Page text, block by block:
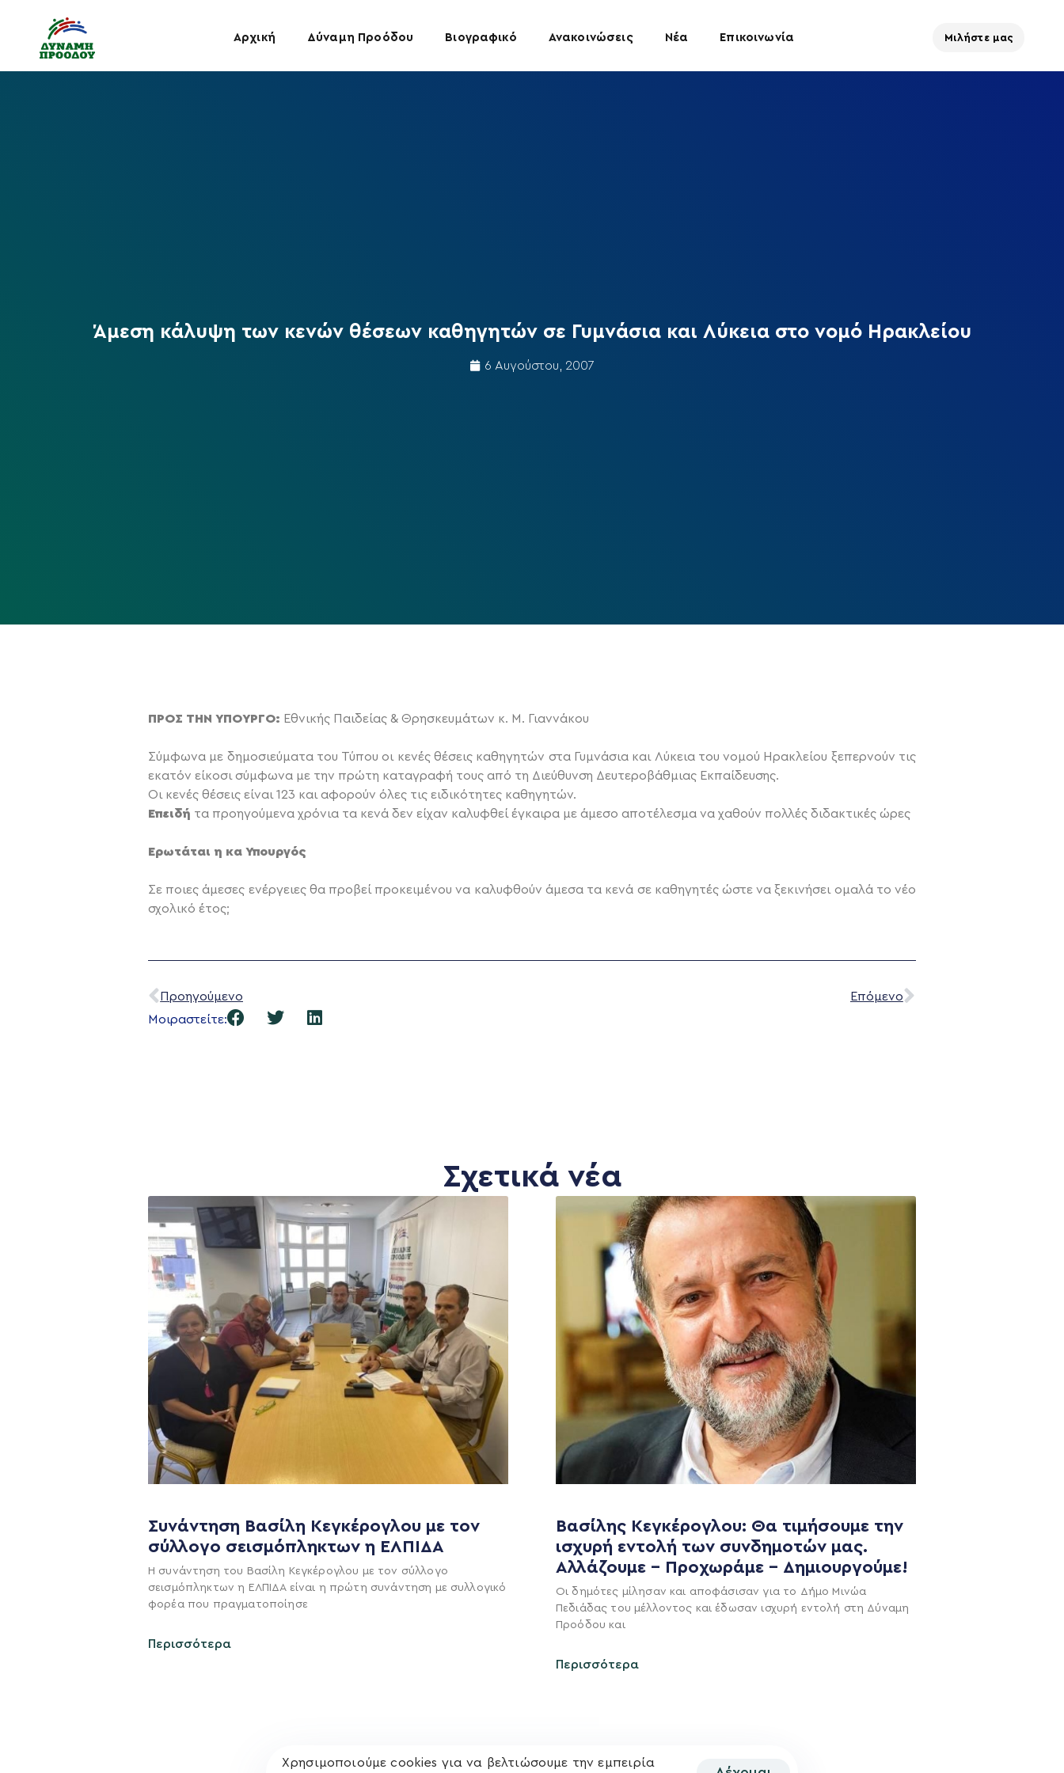
Αρχική Δύναμη Προόδου Βιογραφικό Ανακοινώσεις Νέα Επικοινωνία Μιλήστε μας
Άμεση κάλυψη των κενών θέσεων καθηγητών σε Γυμνάσια και Λύκεια στο νομό Ηρακλείου
6 Αυγούστου, 2007
ΠΡΟΣ ΤΗΝ ΥΠΟΥΡΓΟ: Εθνικής Παιδείας & Θρησκευμάτων κ. Μ. Γιαννάκου
Σύμφωνα με δημοσιεύματα του Τύπου οι κενές θέσεις καθηγητών στα Γυμνάσια και Λύκεια του νομού Ηρακλείου ξεπερνούν τις
εκατόν είκοσι σύμφωνα με την πρώτη καταγραφή τους από τη Διεύθυνση Δευτεροβάθμιας Εκπαίδευσης.
Οι κενές θέσεις είναι 123 και αφορούν όλες τις ειδικότητες καθηγητών.
Επειδή τα προηγούμενα χρόνια τα κενά δεν είχαν καλυφθεί έγκαιρα με άμεσο αποτέλεσμα να χαθούν πολλές διδακτικές ώρες
Ερωτάται η κα Υπουργός
Σε ποιες άμεσες ενέργειες θα προβεί προκειμένου να καλυφθούν άμεσα τα κενά σε καθηγητές ώστε να ξεκινήσει ομαλά το νέο
σχολικό έτος;
Προηγούμενο
Επόμενο
Μοιραστείτε:
Σχετικά νέα
Συνάντηση Βασίλη Κεγκέρογλου με τον
σύλλογο σεισμόπληκτων η ΕΛΠΙΔΑ
Η συνάντηση του Βασίλη Κεγκέρογλου με τον σύλλογο
σεισμόπληκτων η ΕΛΠΙΔΑ είναι η πρώτη συνάντηση με συλλογικό
φορέα που πραγματοποίησε
Περισσότερα
Βασίλης Κεγκέρογλου: Θα τιμήσουμε την
ισχυρή εντολή των συνδημοτών μας.
Αλλάζουμε – Προχωράμε – Δημιουργούμε!
Οι δημότες μίλησαν και αποφάσισαν για το Δήμο Μινώα
Πεδιάδας του μέλλοντος και έδωσαν ισχυρή εντολή στη Δύναμη
Προόδου και
Περισσότερα
Η ΠΑΡΆΤΑΞΗ
+(30) 289 102 4800
Ηλ. ταχυδρομείο
Χρησιμοποιούμε cookies για να βελτιώσουμε την εμπειρία